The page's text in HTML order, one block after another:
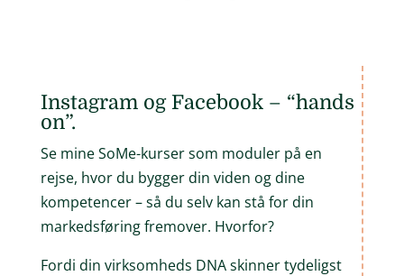
Instagram og Facebook – “hands
on”.
Se mine SoMe-kurser som moduler på en
rejse, hvor du bygger din viden og dine
kompetencer – så du selv kan stå for din
markedsføring fremover. Hvorfor?
Fordi din virksomheds DNA skinner tydeligst